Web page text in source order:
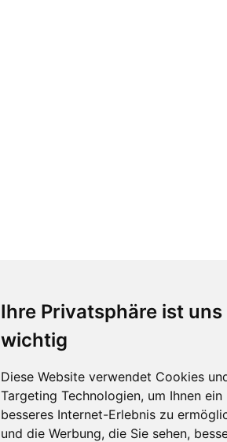
Ihre Privatsphäre ist uns
wichtig
Diese Website verwendet Cookies
Targeting Technologien, um Ihnen ein
besseres Internet-Erlebnis zu
und die Werbung, die Sie sehen,